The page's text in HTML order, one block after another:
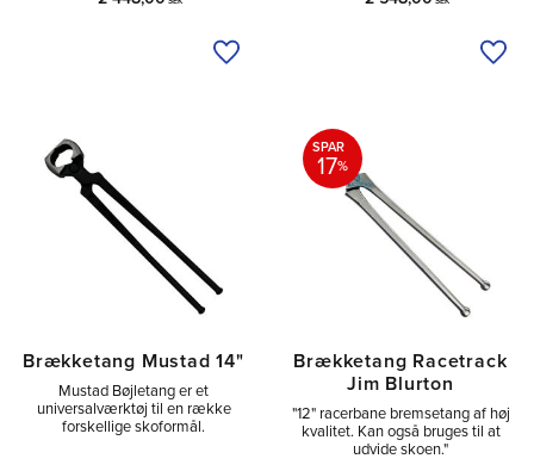
Tilføj til ønskeliste
Brækketang Mustad 14"
Mustad Bøjletang er et
universalværktøj til en række
forskellige skoformål.
Brækketang Racetrack
Jim Blurton
"12" racerbane bremsetang af høj
kvalitet. Kan også bruges til at
udvide skoen."
SPAR
17%